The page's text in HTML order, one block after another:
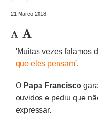
21 Março 2018
'Muitas vezes falamos
que eles pensam'.
O Papa Francisco
ouvidos e pediu que
expressar.